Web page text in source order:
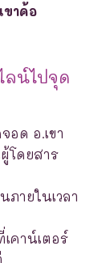
ขาค้อ
ลน์ไปจุด
อด อ.เขา
โดยสาร
ภายในเวลา
คาน์เตอร์